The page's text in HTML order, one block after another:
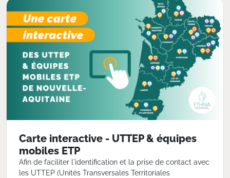
Carte interactive - UTTEP & équipes
mobiles ETP
Afin de faciliter l'identification et la prise de contact avec
les UTTEP (Unités Transversales Territoriales